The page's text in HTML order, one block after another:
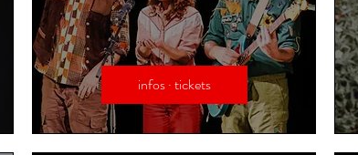
infos · tickets